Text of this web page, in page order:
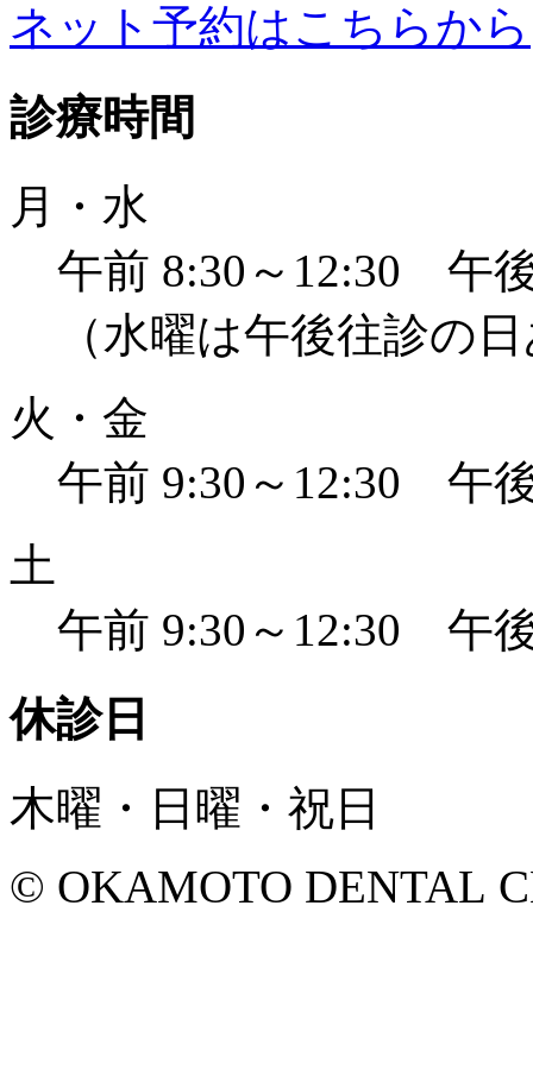
ネット予約はこちらから
診療時間
月・水
午前 8:30～12:30 午
（水曜は午後往診の
火・金
午前 9:30～12:30 午
土
午前 9:30～12:30 午
休診日
木曜・日曜・祝日
© OKAMOTO DENTAL